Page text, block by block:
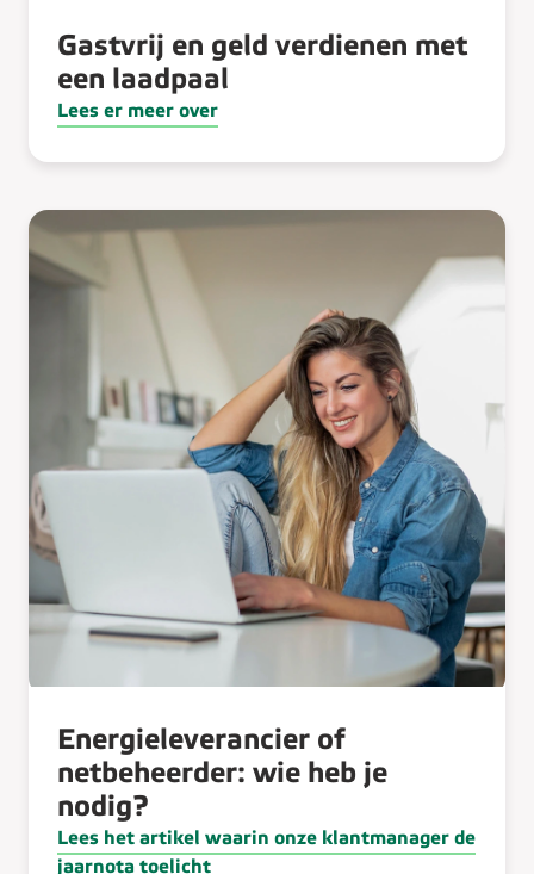
Gastvrij en geld verdienen met
een laadpaal
Lees er meer over
Energieleverancier of
netbeheerder: wie heb je
nodig?
Lees het artikel waarin onze klantmanager de
jaarnota toelicht